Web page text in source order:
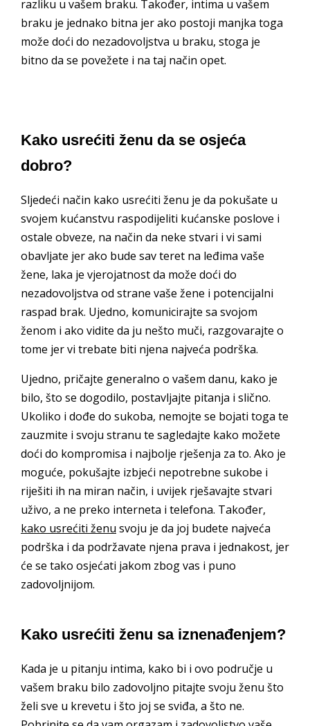
razliku u vašem braku. Također, intima u vašem
braku je jednako bitna jer ako postoji manjka toga
može doći do nezadovoljstva u braku, stoga je
bitno da se povežete i na taj način opet.
Kako usrećiti ženu da se osjeća
dobro?
Sljedeći način kako usrećiti ženu je da pokušate u
svojem kućanstvu raspodijeliti kućanske poslove i
ostale obveze, na način da neke stvari i vi sami
obavljate jer ako bude sav teret na leđima vaše
žene, laka je vjerojatnost da može doći do
nezadovoljstva od strane vaše žene i potencijalni
raspad brak. Ujedno, komunicirajte sa svojom
ženom i ako vidite da ju nešto muči, razgovarajte o
tome jer vi trebate biti njena najveća podrška.
Ujedno, pričajte generalno o vašem danu, kako je
bilo, što se dogodilo, postavljajte pitanja i slično.
Ukoliko i dođe do sukoba, nemojte se bojati toga te
zauzmite i svoju stranu te sagledajte kako možete
doći do kompromisa i najbolje rješenja za to. Ako je
moguće, pokušajte izbjeći nepotrebne sukobe i
riješiti ih na miran način, i uvijek rješavajte stvari
uživo, a ne preko interneta i telefona. Također,
kako usrećiti ženu svoju je da joj budete najveća
podrška i da podržavate njena prava i jednakost, jer
će se tako osjećati jakom zbog vas i puno
zadovoljnijom.
Kako usrećiti ženu sa iznenađenjem?
Kada je u pitanju intima, kako bi i ovo područje u
vašem braku bilo zadovoljno pitajte svoju ženu što
želi sve u krevetu i što joj se sviđa, a što ne.